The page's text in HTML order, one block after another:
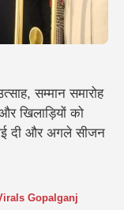
सम्मान समारोह
खिलाड़ियों को
दी और अगले सीजन
Gopalganj